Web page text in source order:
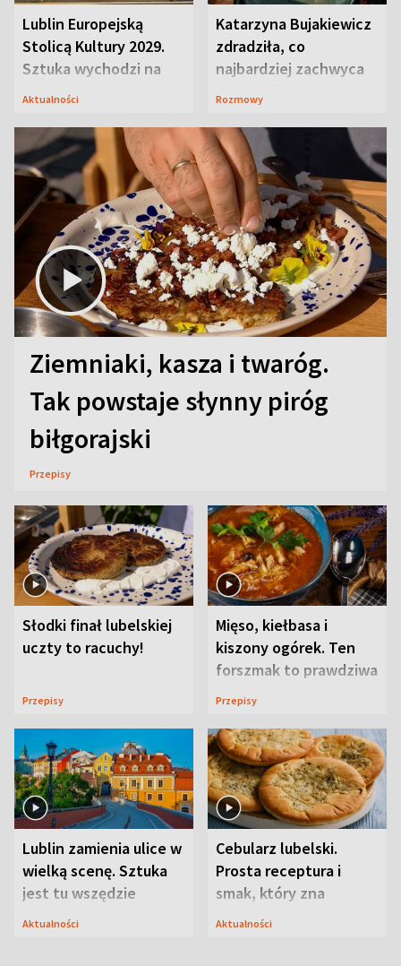
Lublin Europejską
Stolicą Kultury 2029.
Sztuka wychodzi na
ulice
Aktualności
Katarzyna Bujakiewicz
zdradziła, co
najbardziej zachwyca
ją w Lublinie
Rozmowy
Ziemniaki, kasza i twaróg.
Tak powstaje słynny piróg
biłgorajski
Przepisy
Słodki finał lubelskiej
uczty to racuchy!
Przepisy
Mięso, kiełbasa i
kiszony ogórek. Ten
forszmak to prawdziwa
uczta
Przepisy
Lublin zamienia ulice w
wielką scenę. Sztuka
jest tu wszędzie
Aktualności
Cebularz lubelski.
Prosta receptura i
smak, który zna
Lubelszczyzna
Aktualności